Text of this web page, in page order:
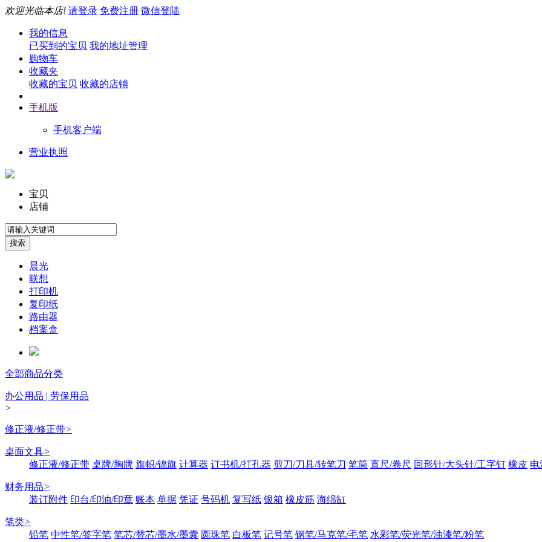
欢迎光临本店! 请登录 免费注册 微信登陆
我的信息
已买到的宝贝 我的地址管理
购物车
收藏夹
收藏的宝贝 收藏的店铺
手机版
手机客户端
营业执照
宝贝
店铺
晨光
联想
打印机
复印纸
路由器
档案盒
全部商品分类
办公用品 | 劳保用品
>
修正液/修正带>
桌面文具>
修正液/修正带 桌牌/胸牌 旗帜/锦旗 计算器 订书机/打孔器 剪刀/刀具/转笔刀 笔筒 直尺/卷尺 回形针/大头针/工字钉 橡皮 电
财务用品>
装订附件 印台/印油/印章 账本 单据 凭证 号码机 复写纸 银箱 橡皮筋 海绵缸
笔类>
铅笔 中性笔/签字笔 笔芯/替芯/墨水/墨囊 圆珠笔 白板笔 记号笔 钢笔/马克笔/毛笔 水彩笔/荧光笔/油漆笔/粉笔